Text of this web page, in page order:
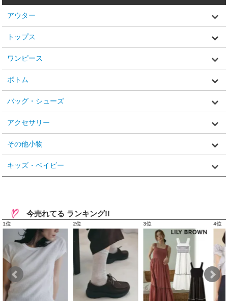
アウター
トップス
ワンピース
ボトム
バッグ・シューズ
アクセサリー
その他小物
キッズ・ベイビー
今売れてる ランキング!!